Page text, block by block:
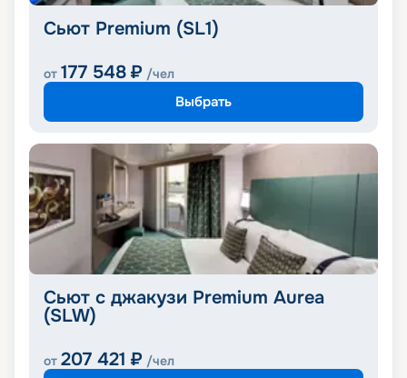
Сьют Premium (SL1)
от 177 548 ₽ /чел
Выбрать
Сьют с джакузи Premium Aurea
(SLW)
от 207 421 ₽ /чел